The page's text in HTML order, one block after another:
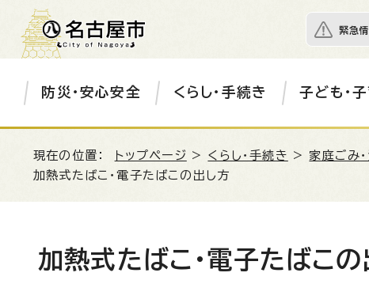
緊急
防災・安心安全 くらし・手続き 子ども・
現在の位置： トップページ > くらし・手続き > 家庭ごみ
加熱式たばこ・電子たばこの出し方
加熱式たばこ・電子たばこの